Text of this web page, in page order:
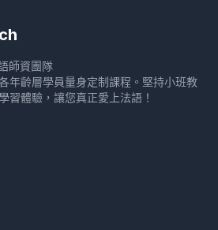
師資團隊
年齡層學員量身定制課程。堅持小班教
習體驗，讓您真正愛上法語！